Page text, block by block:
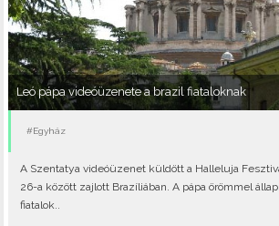
Leó pápa videóüzenete a brazil fiataloknak
#Egyház
A Szentatya videóüzenet küldött a Halleluja
26-a között zajlott Brazíliában. A pápa örömmel
fiatalok..